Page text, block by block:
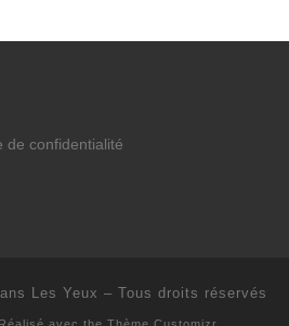
de confidentialité
Les Yeux – Tous droits réservés